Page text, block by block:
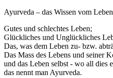
Ayurveda – das Wissen vom Leben
Gutes und schlechtes Leben;
Glückliches und Unglückliches
Das, was dem Leben zu- bzw.
Das Mass des Lebens und seiner
und das Leben selbst - wo all dies
das nennt man Ayurveda.